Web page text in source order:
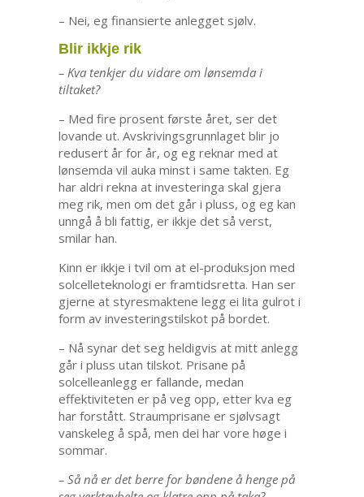
– Nei, eg finansierte anlegget sjølv.
Blir ikkje rik
– Kva tenkjer du vidare om lønsemda i
tiltaket?
– Med fire prosent første året, ser det
lovande ut. Avskrivingsgrunnlaget blir jo
redusert år for år, og eg reknar med at
lønsemda vil auka minst i same takten. Eg
har aldri rekna at investeringa skal gjera
meg rik, men om det går i pluss, og eg kan
unngå å bli fattig, er ikkje det så verst,
smilar han.
Kinn er ikkje i tvil om at el-produksjon med
solcelleteknologi er framtidsretta. Han ser
gjerne at styresmaktene legg ei lita gulrot i
form av investeringstilskot på bordet.
– Nå synar det seg heldigvis at mitt anlegg
går i pluss utan tilskot. Prisane på
solcelleanlegg er fallande, medan
effektiviteten er på veg opp, etter kva eg
har forstått. Straumprisane er sjølvsagt
vanskeleg å spå, men dei har vore høge i
sommar.
– Så nå er det berre for bøndene å henge på